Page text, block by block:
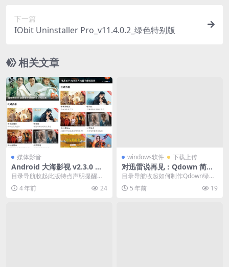
下一篇
IObit Uninstaller Pro_v11.4.0.2_绿色特别版
相关文章
媒体影音
Android 大海影视 v2.3.0 去
广告VIP修改版
目录导航收起此版特点声明提醒下
载地址目录导航收起此版特点声明
提醒下载地址大海影视...
4 年前 24
windows软件 下载上传
对迅雷说再见：Qdown 简约
不简单的下载工具
目录导航收起如何制作Qdown绿色
版目录导航收起如何制作Qdown绿
色版如果你不...
5 年前 19